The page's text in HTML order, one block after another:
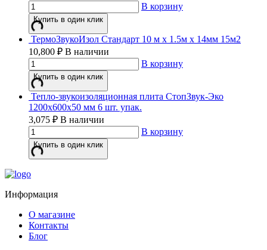
В корзину
Купить в один клик
ТермоЗвукоИзол Стандарт 10 м х 1.5м х 14мм 15м2
10,800 ₽ В наличии
В корзину
Купить в один клик
Тепло-звукоизоляционная плита СтопЗвук-Эко
1200х600х50 мм 6 шт. упак.
3,075 ₽ В наличии
В корзину
Купить в один клик
Информация
О магазине
Контакты
Блог